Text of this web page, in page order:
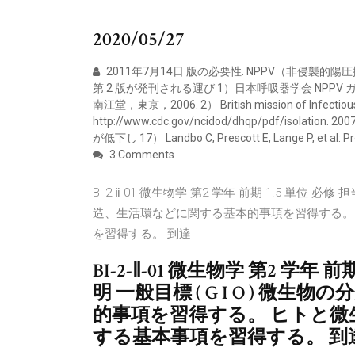
2020/05/27
2011年7月14日 版の必要性. NPPV（非侵襲的陽
第 2 版が発刊される運び 1）日本呼吸器学会 NPPV
南江堂，東京，2006. 2） British mission of
http://www.cdc.gov/ncidod/dhqp/pdf/isolation.
が低下し 17） Landbo C, Prescott E, Lange P, et al:
3 Comments
BI-2-ⅱ-01 微生物学 第2 学年 前期 1.5 単位 必修
造、生活環などに関する基本的事項を習得する
を習得する。 到達
BI-2-ⅱ-01 微生物学 第2 学年 前
明 一般目標 ( G I O ) 微生物
的事項を習得する。 ヒトと
する基本事項を習得する。 到